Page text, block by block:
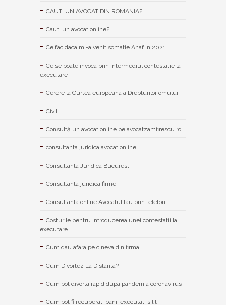
CAUTI UN AVOCAT DIN ROMANIA?
Cauti un avocat online?
Ce fac daca mi-a venit somatie Anaf in 2021
Ce se poate invoca prin intermediul contestatie la
executare
Cerere la Curtea europeana a Drepturilor omului
Civil
Consultă un avocat online pe avocatzamfirescu.ro
consultanta juridica avocat online
Consultanta Juridica Bucuresti
Consultanta juridica firme
Consultanta online Avocatul tau prin telefon
Costurile pentru introducerea unei contestatii la
executare
Cum dau afara pe cineva din firma
Cum Divortez La Distanta?
Cum pot divorta rapid dupa pandemia coronavirus
Cum pot fi recuperati banii executati silit